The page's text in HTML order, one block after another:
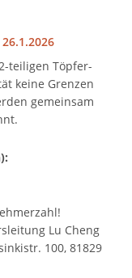
teiligen Töpfer-
keine Grenzen
gemeinsam
Lu Cheng
100, 81829